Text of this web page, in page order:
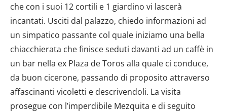
che con i suoi 12 cortili e 1 giardino vi lascerà
incantati. Usciti dal palazzo, chiedo informazioni ad
un simpatico passante col quale iniziamo una bella
chiacchierata che finisce seduti davanti ad un caffè in
un bar nella ex Plaza de Toros alla quale ci conduce,
da buon cicerone, passando di proposito attraverso
affascinanti vicoletti e descrivendoli. La visita
prosegue con l’imperdibile Mezquita e di seguito